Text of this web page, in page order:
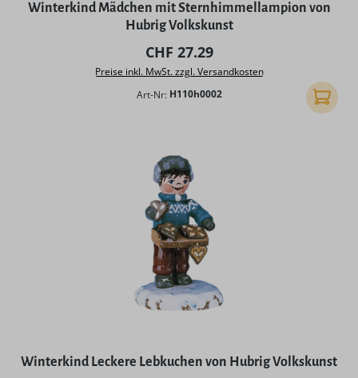
Winterkind Mädchen mit Sternhimmellampion von
Hubrig Volkskunst
Regulärer Preis:
CHF 27.29
Preise inkl. MwSt. zzgl. Versandkosten
Art-Nr: H110h0002 In den
Winterkind Leckere Lebkuchen von Hubrig Volkskunst